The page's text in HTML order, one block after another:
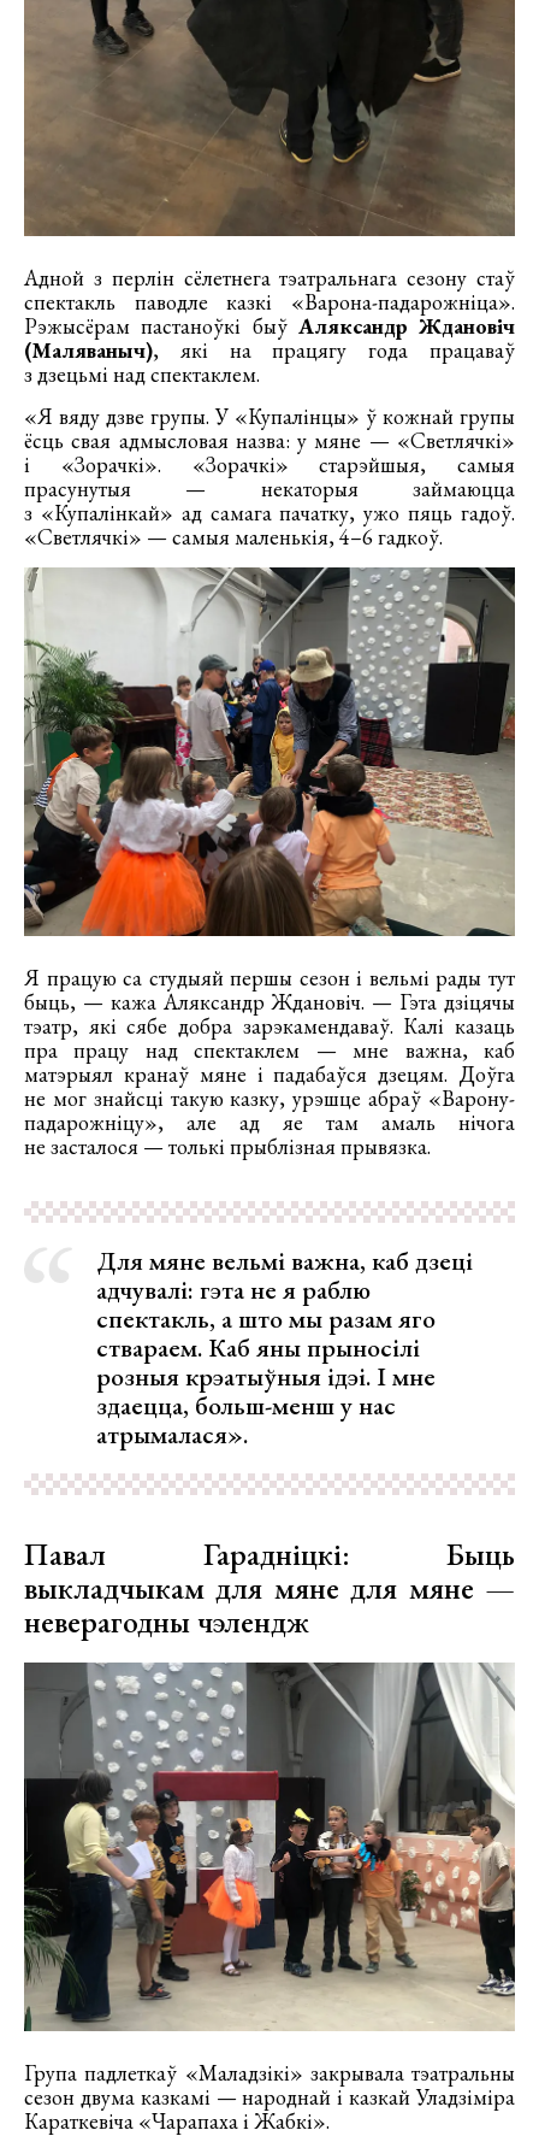
Адной з перлін сёлетнега тэатральнага сезону стаў
спектакль паводле казкі «Варона-падарожніца».
Рэжысёрам пастаноўкі быў Аляксандр Ждановіч
(Маляваныч), які на працягу года працаваў
з дзецьмі над спектаклем.
«Я вяду дзве групы. У «Купалінцы» ў кожнай групы
ёсць свая адмысловая назва: у мяне — «Светлячкі»
і «Зорачкі». «Зорачкі» старэйшыя, самыя
прасунутыя — некаторыя займаюцца
з «Купалінкай» ад самага пачатку, ужо пяць гадоў.
«Светлячкі» — самыя маленькія, 4–6 гадкоў.
Я працую са студыяй першы сезон і вельмі рады тут
быць, — кажа Аляксандр Ждановіч. — Гэта дзіцячы
тэатр, які сябе добра зарэкамендаваў. Калі казаць
пра працу над спектаклем — мне важна, каб
матэрыял кранаў мяне і падабаўся дзецям. Доўга
не мог знайсці такую казку, урэшце абраў «Варону-
падарожніцу», але ад яе там амаль нічога
не засталося — толькі прыблізная прывязка.
Для мяне вельмі важна, каб дзеці
адчувалі: гэта не я раблю
спектакль, а што мы разам яго
ствараем. Каб яны прыносілі
розныя крэатыўныя ідэі. І мне
здаецца, больш-менш у нас
атрымалася».
Павал Гарадніцкі: Быць
выкладчыкам для мяне для мяне —
неверагодны чэлендж
Група падлеткаў «Маладзікі» закрывала тэатральны
сезон двума казкамі — народнай і казкай Уладзіміра
Караткевіча «Чарапаха і Жабкі».